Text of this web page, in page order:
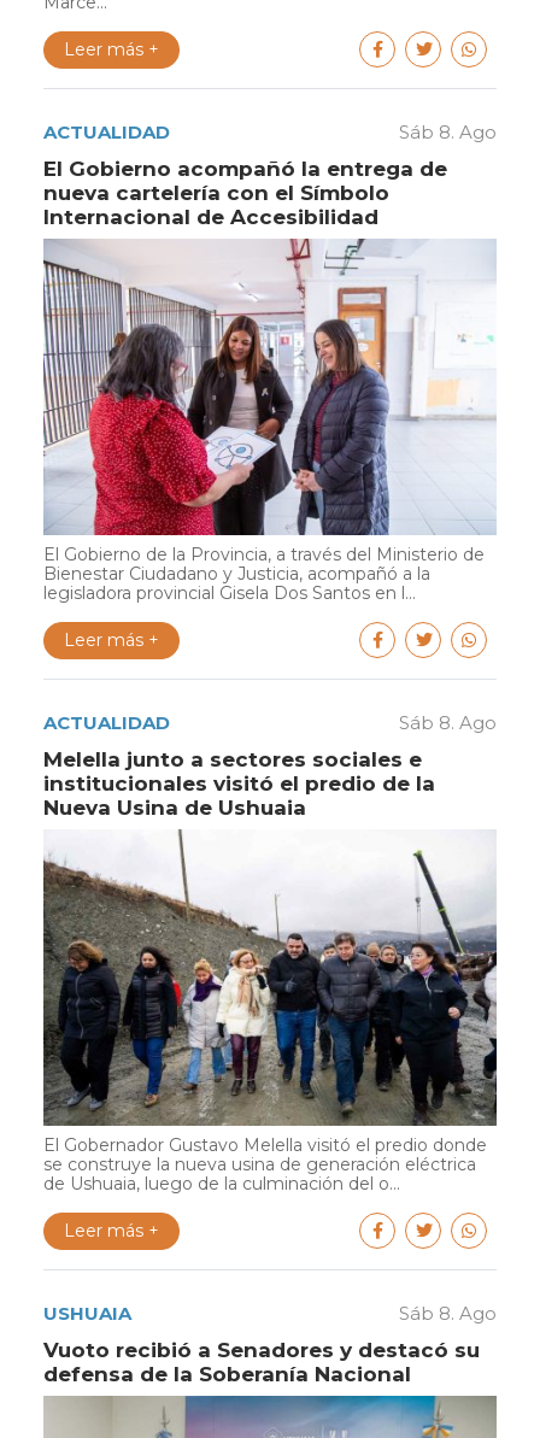
Leer más +
ACTUALIDAD Sáb 8. Ago
El Gobierno acompañó la entrega de
nueva cartelería con el Símbolo
Internacional de Accesibilidad
El Gobierno de la Provincia, a través del Ministerio de
Bienestar Ciudadano y Justicia, acompañó a la
legisladora provincial Gisela Dos Santos en l...
Leer más +
ACTUALIDAD Sáb 8. Ago
Melella junto a sectores sociales e
institucionales visitó el predio de la
Nueva Usina de Ushuaia
El Gobernador Gustavo Melella visitó el predio donde
se construye la nueva usina de generación eléctrica
de Ushuaia, luego de la culminación del o...
Leer más +
USHUAIA Sáb 8. Ago
Vuoto recibió a Senadores y destacó su
defensa de la Soberanía Nacional